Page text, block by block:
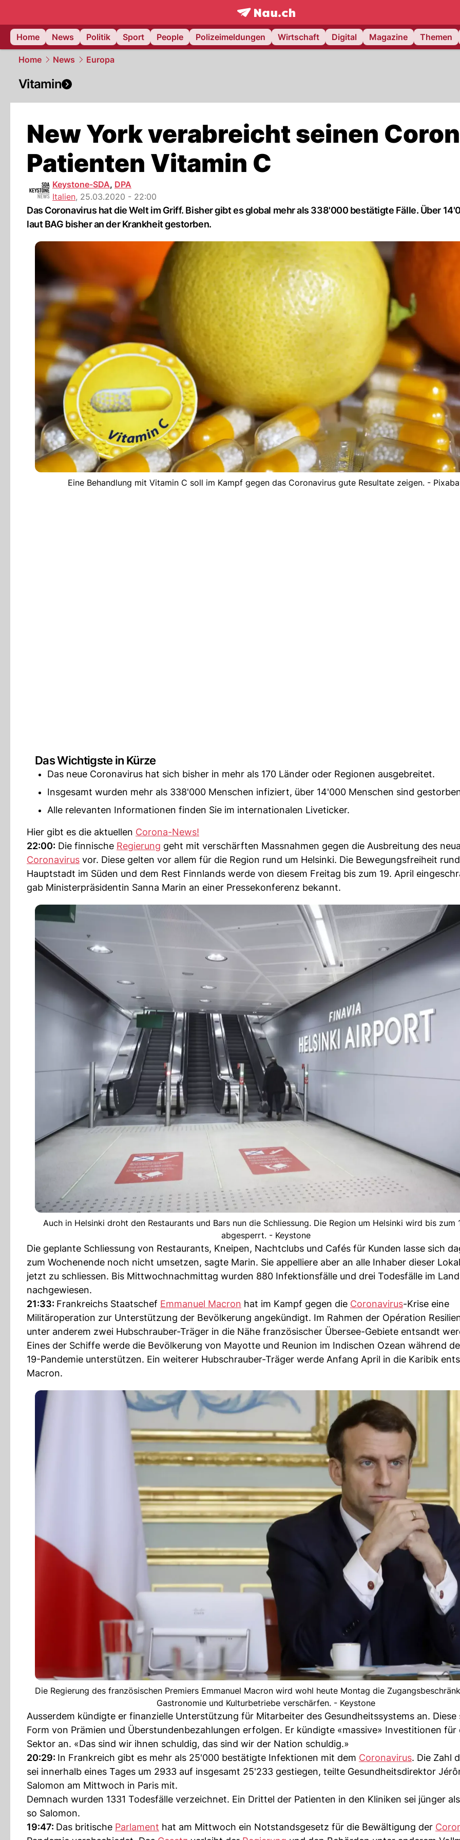
frontpage.NAU.ch
Home
News Politik Sport People Polizeimeldungen Wirtschaft Digital Magazine Themen
Home News Europa
Vitamin
New York verabreicht seinen
Patienten Vitamin C
Keystone-SDA, DPA
Italien, 25.03.2020 - 22:00
Das Coronavirus hat die Welt im Griff. Bisher gibt es global mehr als 338'000 bestätigte Fälle. Über
laut BAG bisher an der Krankheit gestorben.
Eine Behandlung mit Vitamin C soll im Kampf gegen das Coronavirus gute Resultate zeigen. -
Das Wichtigste in Kürze
Das neue Coronavirus hat sich bisher in mehr als 170 Länder oder Regionen ausgebreitet.
Insgesamt wurden mehr als 338'000 Menschen infiziert, über 14'000 Menschen sind
Alle relevanten Informationen finden Sie im internationalen Liveticker.
Hier gibt es die aktuellen Corona-News!
22:00: Die finnische Regierung geht mit verschärften Massnahmen gegen die Ausbreitung des
Coronavirus vor. Diese gelten vor allem für die Region rund um Helsinki. Die Bewegungsfreiheit
Hauptstadt im Süden und dem Rest Finnlands werde von diesem Freitag bis zum 19. April
gab Ministerpräsidentin Sanna Marin an einer Pressekonferenz bekannt.
Auch in Helsinki droht den Restaurants und Bars nun die Schliessung. Die Region um Helsinki wird bis zum
abgesperrt. - Keystone
Die geplante Schliessung von Restaurants, Kneipen, Nachtclubs und Cafés für Kunden lasse sich
zum Wochenende noch nicht umsetzen, sagte Marin. Sie appelliere aber an alle Inhaber dieser
jetzt zu schliessen. Bis Mittwochnachmittag wurden 880 Infektionsfälle und drei Todesfälle im Land
nachgewiesen.
21:33: Frankreichs Staatschef Emmanuel Macron hat im Kampf gegen die Coronavirus-Krise eine
Militäroperation zur Unterstützung der Bevölkerung angekündigt. Im Rahmen der Opération
unter anderem zwei Hubschrauber-Träger in die Nähe französischer Übersee-Gebiete entsandt
Eines der Schiffe werde die Bevölkerung von Mayotte und Reunion im Indischen Ozean während
19-Pandemie unterstützen. Ein weiterer Hubschrauber-Träger werde Anfang April in die Karibik
Macron.
Die Regierung des französischen Premiers Emmanuel Macron wird wohl heute Montag die
Gastronomie und Kulturbetriebe verschärfen. - Keystone
Ausserdem kündigte er finanzielle Unterstützung für Mitarbeiter des Gesundheitssystems an. Diese
Form von Prämien und Überstundenbezahlungen erfolgen. Er kündigte «massive» Investitionen für
Sektor an. «Das sind wir ihnen schuldig, das sind wir der Nation schuldig.»
20:29: In Frankreich gibt es mehr als 25'000 bestätigte Infektionen mit dem Coronavirus. Die Zahl
sei innerhalb eines Tages um 2933 auf insgesamt 25'233 gestiegen, teilte Gesundheitsdirektor
Salomon am Mittwoch in Paris mit.
Demnach wurden 1331 Todesfälle verzeichnet. Ein Drittel der Patienten in den Kliniken sei jünger
so Salomon.
19:47: Das britische Parlament hat am Mittwoch ein Notstandsgesetz für die Bewältigung der